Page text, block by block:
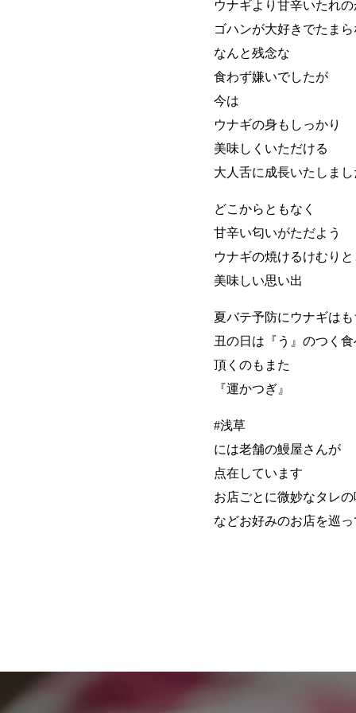
ウナギより甘辛いたれ
ゴハンが大好きでたま
なんと残念な
食わず嫌いでしたが
今は
ウナギの身もしっかり
美味しくいただける
大人舌に成長いたしまし
どこからともなく
甘辛い匂いがただよう
ウナギの焼けるけむり
美味しい思い出
夏バテ予防にウナギは
丑の日は『う』のつく
頂くのもまた
『運かつぎ』
#浅草
には老舗の鰻屋さんが
点在しています
お店ごとに微妙なタレ
などお好みのお店を巡